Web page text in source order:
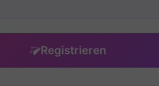
Registrieren